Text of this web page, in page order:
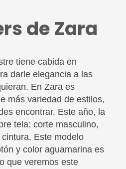
de Zara
tiene cabida en
darle elegancia a las
En Zara es
más variedad de estilos,
encontrar. Este año, la
tela: corte masculino,
Este modelo
y color aguamarina es
que veremos este